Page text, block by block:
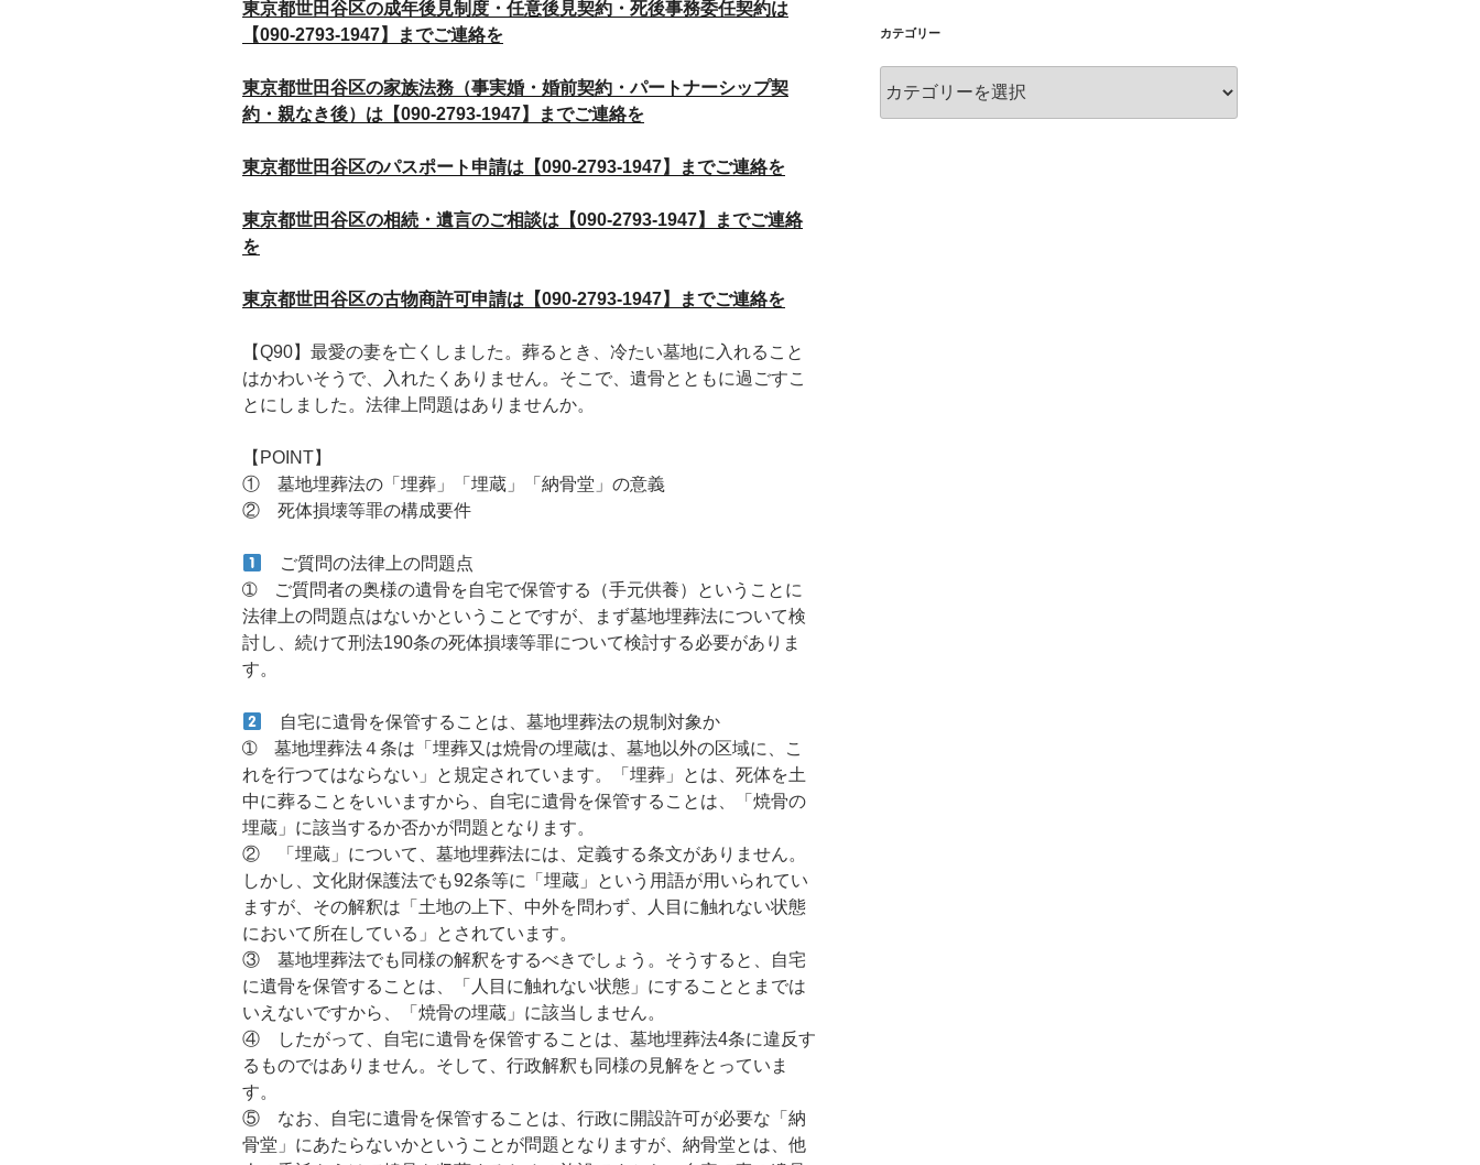
東京都世田谷区の成年後見制度・任意後見契約・死後事務委任契約は
【090-2793-1947】までご連絡を
東京都世田谷区の家族法務（事実婚・婚前契約・パートナーシップ契
約・親なき後）は【090-2793-1947】までご連絡を
東京都世田谷区のパスポート申請は【090-2793-1947】までご連絡を
東京都世田谷区の相続・遺言のご相談は【090-2793-1947】までご連絡
を
東京都世田谷区の古物商許可申請は【090-2793-1947】までご連絡を
【Q90】最愛の妻を亡くしました。葬るとき、冷たい墓地に入れること
はかわいそうで、入れたくありません。そこで、遺骨とともに過ごすこ
とにしました。法律上問題はありませんか。
【POINT】
① 墓地埋葬法の「埋葬」「埋蔵」「納骨堂」の意義
② 死体損壊等罪の構成要件
ご質問の法律上の問題点
➀ ご質問者の奥様の遺骨を自宅で保管する（手元供養）ということに
法律上の問題点はないかということですが、まず墓地埋葬法について検
討し、続けて刑法190条の死体損壊等罪について検討する必要がありま
す。
自宅に遺骨を保管することは、墓地埋葬法の規制対象か
➀ 墓地埋葬法４条は「埋葬又は焼骨の埋蔵は、墓地以外の区域に、こ
れを行つてはならない」と規定されています。「埋葬」とは、死体を土
中に葬ることをいいますから、自宅に遺骨を保管することは、「焼骨の
埋蔵」に該当するか否かが問題となります。
② 「埋蔵」について、墓地埋葬法には、定義する条文がありません。
しかし、文化財保護法でも92条等に「埋蔵」という用語が用いられてい
ますが、その解釈は「土地の上下、中外を問わず、人目に触れない状態
において所在している」とされています。
③ 墓地埋葬法でも同様の解釈をするべきでしょう。そうすると、自宅
に遺骨を保管することは、「人目に触れない状態」にすることとまでは
いえないですから、「焼骨の埋蔵」に該当しません。
④ したがって、自宅に遺骨を保管することは、墓地埋葬法4条に違反す
るものではありません。そして、行政解釈も同様の見解をとっていま
す。
⑤ なお、自宅に遺骨を保管することは、行政に開設許可が必要な「納
骨堂」にあたらないかということが問題となりますが、納骨堂とは、他
カテゴリー
テ